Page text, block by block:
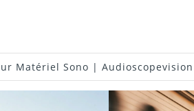
Matériel Sono | Audioscopevision